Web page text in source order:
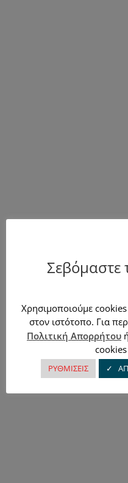
Σεβόμαστε
Χρησιμοποιούμε
στον ιστότοπο. Για
Πολιτική Απορρήτου
ΡΥΘΜΙΣΕΙΣ ✓